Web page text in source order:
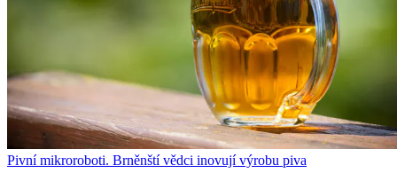
Pivní mikroroboti. Brněnští vědci inovují výrobu piva